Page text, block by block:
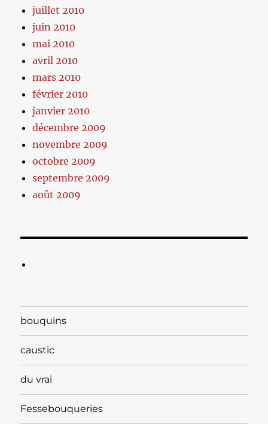
juillet 2010
juin 2010
mai 2010
avril 2010
mars 2010
février 2010
janvier 2010
décembre 2009
novembre 2009
octobre 2009
septembre 2009
août 2009
bouquins
caustic
du vrai
Fessebouqueries